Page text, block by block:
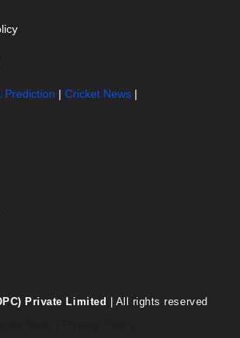
Prediction | Cricket News |
Private Limited
| All rights reserved